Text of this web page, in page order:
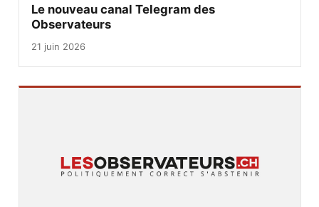
Le nouveau canal Telegram des
Observateurs
21 juin 2026